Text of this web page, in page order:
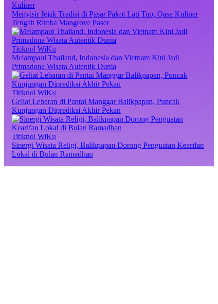
Kuliner
Menyisir Jejak Tradisi di Pasar Pakot Lati Tuo, Oase Kuliner
Tengah Rimba Mangrove Paser
Titiknol WiKu
Melampaui Thailand, Indonesia dan Vietnam Kini Jadi
Primadona Wisata Autentik Dunia
Titiknol WiKu
Geliat Lebaran di Pantai Manggar Balikpapan, Puncak
Kunjungan Diprediksi Akhir Pekan
Titiknol WiKu
Sinergi Wisata Religi, Balikpapan Dorong Penguatan Kearifan
Lokal di Bulan Ramadhan